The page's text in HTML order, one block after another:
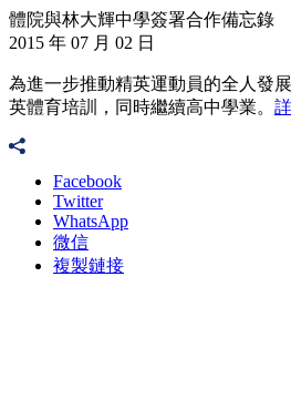
體院與林大輝中學簽署合作備忘錄
2015 年 07 月 02 日
為進一步推動精英運動員的全人發
英體育培訓，同時繼續高中學業。
Facebook
Twitter
WhatsApp
微信
複製鏈接